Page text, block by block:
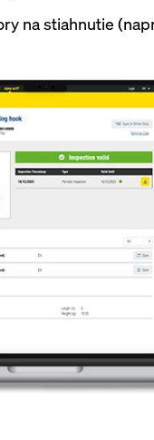
na stiahnutie